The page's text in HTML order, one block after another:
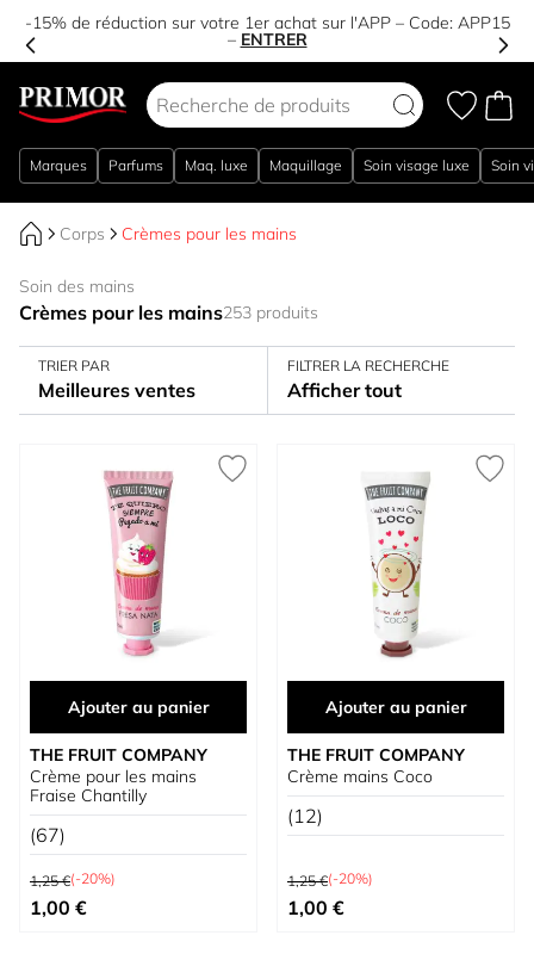
-15% de réduction sur votre 1er achat sur l'APP – Code: APP15
– ENTRER
Marques Parfums Maq. luxe Maquillage Soin visage luxe Soin
Corps Crèmes pour les mains
Soin des mains
Crèmes pour les mains253 produits
TRIER PAR
Meilleures ventes
FILTRER LA RECHERCHE
Afficher tout
Ajouter au panier
THE FRUIT COMPANY
Crème pour les mains
Fraise Chantilly
(67)
Prix normal
1,25 €(-20%)
Prix spécial
1,00 €
Ajouter au panier
THE FRUIT COMPANY
Crème mains Coco
(12)
Prix normal
1,25 €(-20%)
Prix spécial
1,00 €